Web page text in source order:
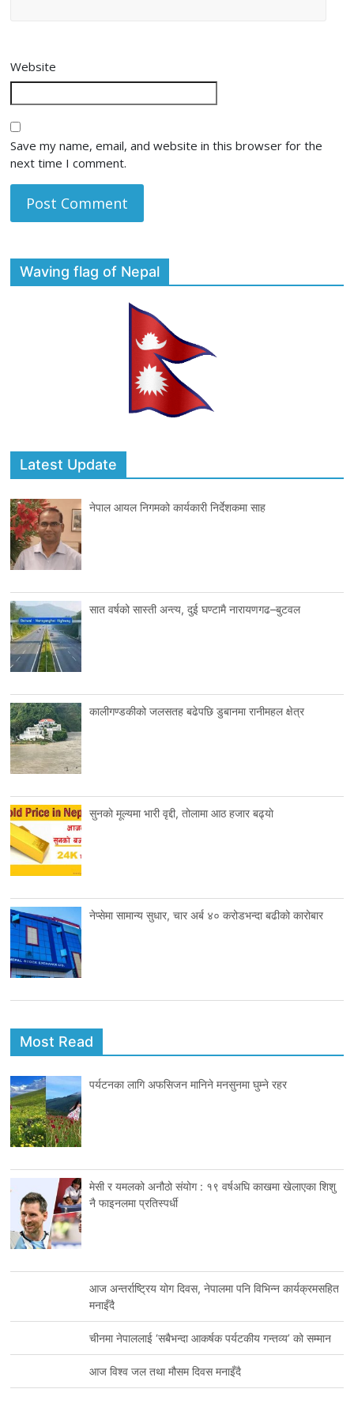
Website
Save my name, email, and website in this browser for the
next time I comment.
Waving flag of Nepal
Latest Update
नेपाल आयल निगमको कार्यकारी निर्देशकमा साह
सात वर्षको सास्ती अन्त्य, दुई घण्टामै नारायणगढ–बुटवल
कालीगण्डकीको जलसतह बढेपछि डुबानमा रानीमहल क्षेत्र
सुनकाे मूल्यमा भारी वृद्दी, तोलामा आठ हजार बढ्याे
नेप्सेमा सामान्य सुधार, चार अर्ब ४० करोडभन्दा बढीको कारोबार
Most Read
पर्यटनका लागि अफसिजन मानिने मनसुनमा घुम्ने रहर
मेसी र यमलको अनौठो संयोग : १९ वर्षअघि काखमा खेलाएका शिशु
नै फाइनलमा प्रतिस्पर्धी
आज अन्तर्राष्ट्रिय योग दिवस, नेपालमा पनि विभिन्न कार्यक्रमसहित
मनाइँदै
चीनमा नेपाललाई ‘सबैभन्दा आकर्षक पर्यटकीय गन्तव्य’ को सम्मान
आज विश्व जल तथा मौसम दिवस मनाइँदै